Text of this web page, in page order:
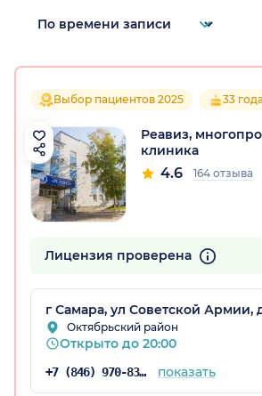
Выбор пациентов 2025 33
Реавиз,
клиника
4.6 164 отзыва
Лицензия проверена
г Самара, ул Советской Армии,
Октябрьский район
Открыто до 20:00
+7 (846) 970-83-16 показать